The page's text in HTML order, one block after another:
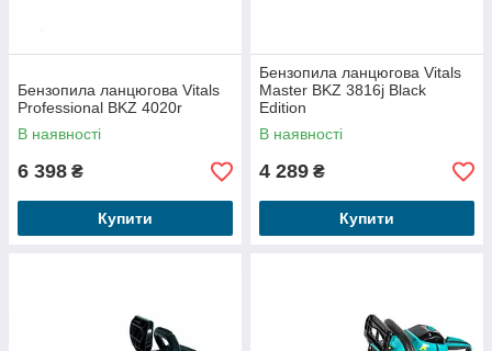
Бензопила ланцюгова Vitals
Professional BKZ 4020r
В наявності
6 398 ₴
Купити
Бензопила ланцюгова Vitals
Master BKZ 3816j Black
Edition
В наявності
4 289 ₴
Купити